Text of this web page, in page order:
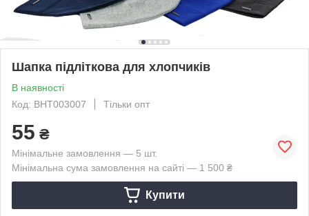
Шапка підліткова для хлопчиків
В наявності
Код: BHT003007
Тільки опт
55 ₴
Мінімальне замовлення — 5 шт.
Мінімальна сума замовлення на сайті — 1 500 ₴
Купити